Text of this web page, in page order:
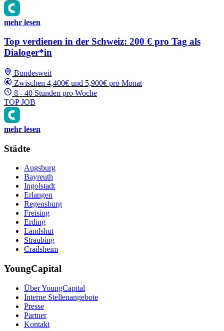
mehr lesen
Top verdienen in der Schweiz: 200 € pro Tag als
Dialoger*in
Bundesweit
Zwischen 4,400€ und 5,900€ pro Monat
8 - 40 Stunden pro Woche
TOP JOB
mehr lesen
Städte
Augsburg
Bayreuth
Ingolstadt
Erlangen
Regensburg
Freising
Erding
Landshut
Straubing
Crailsheim
YoungCapital
Über YoungCapital
Interne Stellenangebote
Presse
Partner
Kontakt